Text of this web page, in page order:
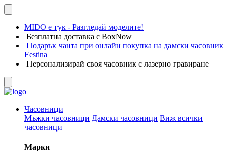
MIDO е тук - Разгледай моделите!
Безплатна доставка с BoxNow
Подарък чанта при онлайн покупка на дамски часовник
Festina
Персонализирай своя часовник с лазерно гравиране
Часовници
Мъжки часовници Дамски часовници Виж всички
часовници
Марки